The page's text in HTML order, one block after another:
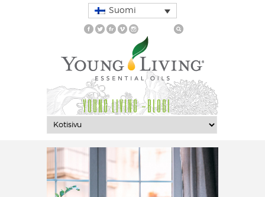
Suomi
YOUNG LIVING -BLOGI